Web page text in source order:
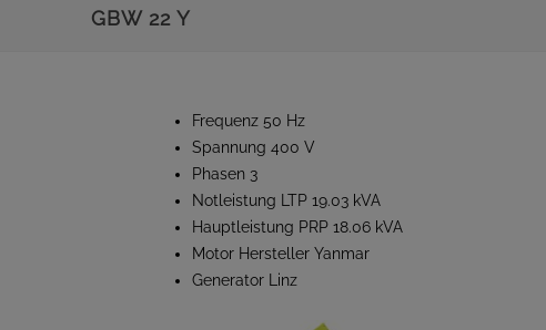
GBW 22 Y
Frequenz 50 Hz
Spannung 400 V
Phasen 3
Notleistung LTP 19.03 kVA
Hauptleistung PRP 18.06 kVA
Motor Hersteller Yanmar
Generator Linz